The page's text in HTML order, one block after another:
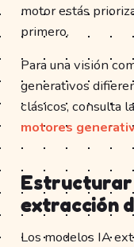
motor estás
primero.
Para una visión
generativos
clásicos, consulta la
motores
Estructurar
extracción
Los modelos IA